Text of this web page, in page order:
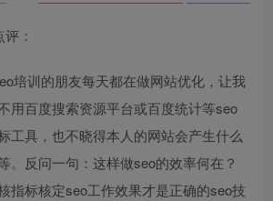
：
培训的朋友每天都在做网站优化，让我
用百度搜索资源平台或百度统计等seo
工具，也不晓得本人的网站会产生什么
。反问一句：这样做seo的效率何在？
指标核定seo工作效果才是正确的seo技